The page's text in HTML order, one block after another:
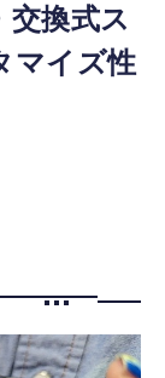
換式ス
マイズ性